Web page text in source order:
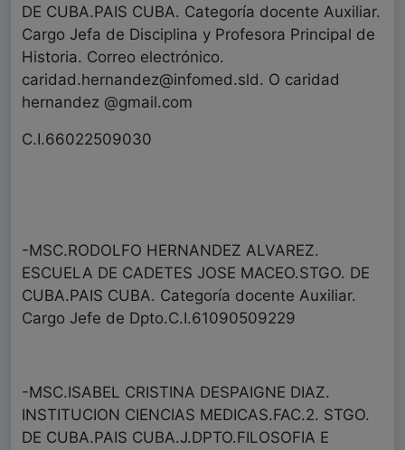
DE CUBA.PAIS CUBA. Categoría docente Auxiliar.
Cargo Jefa de Disciplina y Profesora Principal de
Historia. Correo electrónico.
caridad.hernandez@infomed.sld. O caridad
hernandez @gmail.com
C.I.66022509030
-MSC.RODOLFO HERNANDEZ ALVAREZ.
ESCUELA DE CADETES JOSE MACEO.STGO. DE
CUBA.PAIS CUBA. Categoría docente Auxiliar.
Cargo Jefe de Dpto.C.I.61090509229
-MSC.ISABEL CRISTINA DESPAIGNE DIAZ.
INSTITUCION CIENCIAS MEDICAS.FAC.2. STGO.
DE CUBA.PAIS CUBA.J.DPTO.FILOSOFIA E